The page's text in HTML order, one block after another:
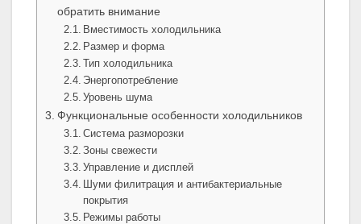
обратить внимание
Вместимость холодильника
Размер и форма
Тип холодильника
Энергопотребление
Уровень шума
Функциональные особенности холодильников
Система разморозки
Зоны свежести
Управление и дисплей
Шуми филитрация и антибактериальные
покрытия
Режимы работы